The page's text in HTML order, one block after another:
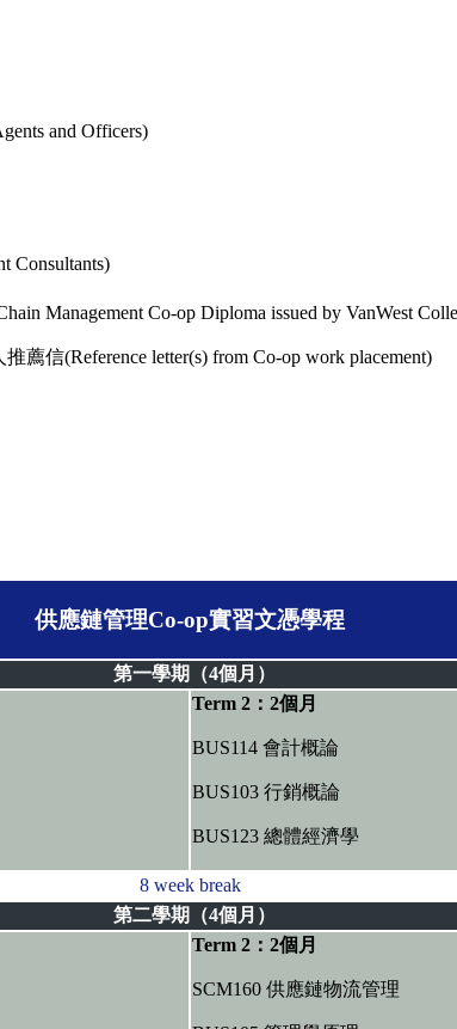
and Officers)
Consultants)
Management Co-op Diploma issued by VanWest
信(Reference letter(s) from Co-op work placement)
供應鏈管理Co-op實習文憑學程
第一學期（4個月）
Term 2：2個月
BUS114 會計概論
BUS103 行銷概論
BUS123 總體經濟學
8 week break
第二學期（4個月）
Term 2：2個月
SCM160 供應鏈物流管理